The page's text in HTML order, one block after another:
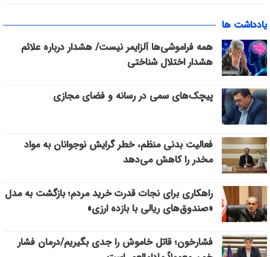
یادداشت ها
همه فراموشی‌ها آلزایمر نیست/ هشدار درباره علائم
هشدار اختلال شناختی
پیچک‌های سمی در رسانه و فضای مجازی
فعالیت بدنی منظم، خطر گرایش نوجوانان به مواد
مخدر را کاهش می‌دهد
راهکاری برای نجات قدرت خرید مردم؛ بازگشت به مدل
«صندوق‌های ریالی با بازده ارزی»
فشارخون؛ قاتل خاموش را جدی بگیریم/درمان فشار